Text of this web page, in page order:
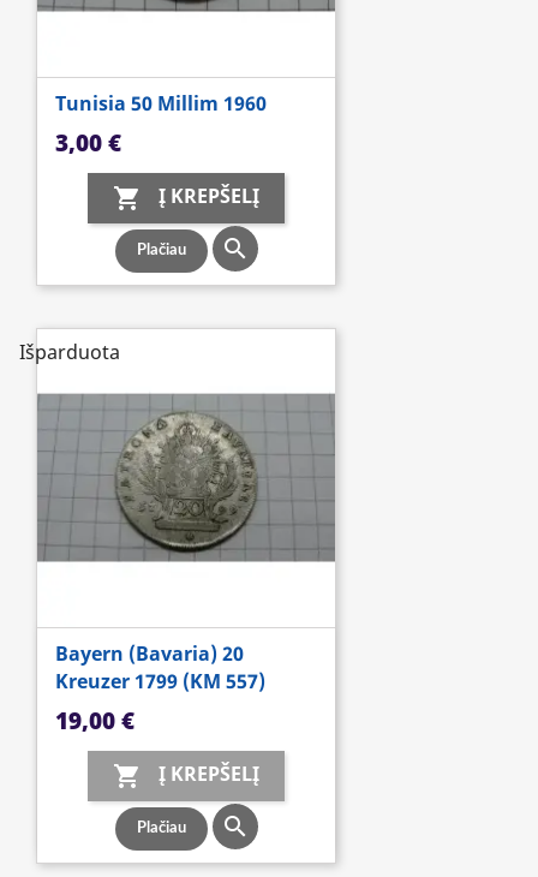
Tunisia 50 Millim 1960
Kaina
3,00 €
 Į KREPŠELĮ
Plačiau 
Bayern (Bavaria) 20
Kreuzer 1799 (KM 557)
Kaina
19,00 €
 Į KREPŠELĮ
Plačiau 
Išparduota